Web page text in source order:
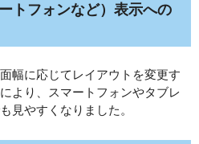
トフォンなど）表示への
幅に応じてレイアウトを変更す
より、スマートフォンやタブレ
見やすくなりました。